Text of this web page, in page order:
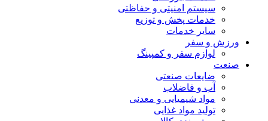
سیستم امنیتی و حفاظتی
خدمات پخش و توزیع
سایر خدمات
ورزش و سفر
لوازم سفر و کمپینگ
صنعت
ضایعات صنعتی
آب و فاضلاب
مواد شیمیایی و معدنی
تولید مواد غذایی